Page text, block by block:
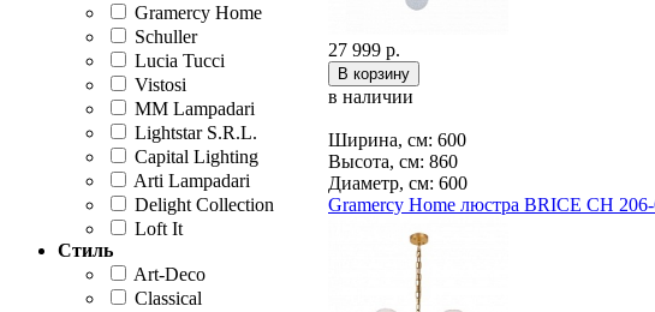
Gramercy Home
Schuller
Lucia Tucci
Vistosi
MM Lampadari
Lightstar S.R.L.
Capital Lighting
Arti Lampadari
Delight Collection
Loft It
Стиль
Art-Deco
Classical
27 999 р.
в наличии
Ширина, см: 600
Высота, см: 860
Диаметр, см: 600
Gramercy Home люстра BRICE CH